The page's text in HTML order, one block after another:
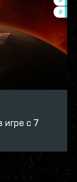
#
игре с 7